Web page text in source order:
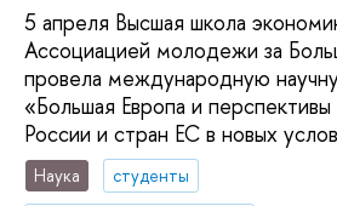
5 апреля Высшая школа
Ассоциацией молодежи за
провела международную
«Большая Европа и
России и стран ЕС в новых
Наука
студенты